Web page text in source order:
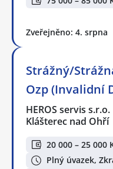
Zveřejněno: 4. srpna
Strážný/
Ozp (Invalidní
HEROS servis s.r.o.
Klášterec nad Ohří
20 000 – 25 000
Plný úvazek,